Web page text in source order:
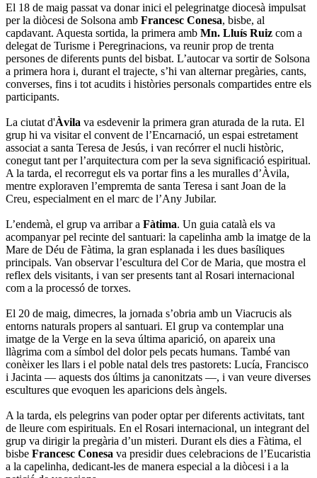
El 18 de maig passat va donar inici el pelegrinatge diocesà impulsat
per la diòcesi de Solsona amb Francesc Conesa, bisbe, al
capdavant. Aquesta sortida, la primera amb Mn. Lluís Ruiz com a
delegat de Turisme i Peregrinacions, va reunir prop de trenta
persones de diferents punts del bisbat. L’autocar va sortir de Solsona
a primera hora i, durant el trajecte, s’hi van alternar pregàries, cants,
converses, fins i tot acudits i històries personals compartides entre els
participants.
La ciutat d'Àvila va esdevenir la primera gran aturada de la ruta. El
grup hi va visitar el convent de l’Encarnació, un espai estretament
associat a santa Teresa de Jesús, i van recórrer el nucli històric,
conegut tant per l’arquitectura com per la seva significació espiritual.
A la tarda, el recorregut els va portar fins a les muralles d’Àvila,
mentre exploraven l’empremta de santa Teresa i sant Joan de la
Creu, especialment en el marc de l’Any Jubilar.
L’endemà, el grup va arribar a Fàtima. Un guia català els va
acompanyar pel recinte del santuari: la capelinha amb la imatge de la
Mare de Déu de Fàtima, la gran esplanada i les dues basíliques
principals. Van observar l’escultura del Cor de Maria, que mostra el
reflex dels visitants, i van ser presents tant al Rosari internacional
com a la processó de torxes.
El 20 de maig, dimecres, la jornada s’obria amb un Viacrucis als
entorns naturals propers al santuari. El grup va contemplar una
imatge de la Verge en la seva última aparició, on apareix una
llàgrima com a símbol del dolor pels pecats humans. També van
conèixer les llars i el poble natal dels tres pastorets: Lucía, Francisco
i Jacinta — aquests dos últims ja canonitzats —, i van veure diverses
escultures que evoquen les aparicions dels àngels.
A la tarda, els pelegrins van poder optar per diferents activitats, tant
de lleure com espirituals. En el Rosari internacional, un integrant del
grup va dirigir la pregària d’un misteri. Durant els dies a Fàtima, el
bisbe Francesc Conesa va presidir dues celebracions de l’Eucaristia
a la capelinha, dedicant-les de manera especial a la diòcesi i a la